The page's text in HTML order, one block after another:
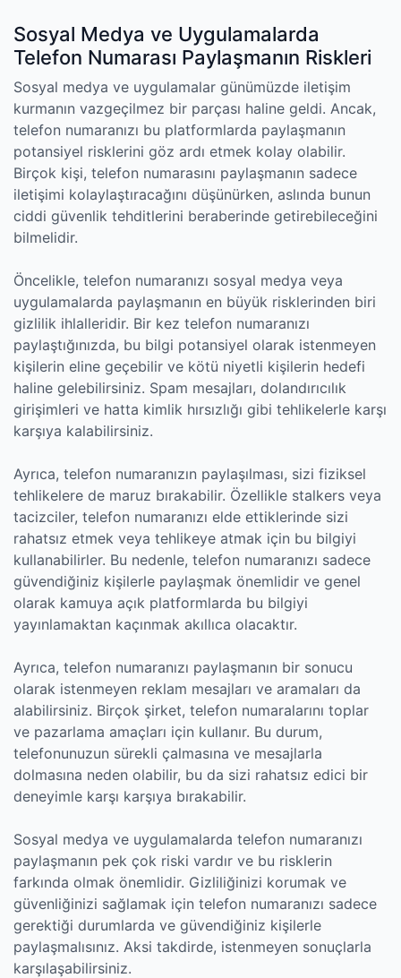
Sosyal Medya ve Uygulamalarda
Telefon Numarası Paylaşmanın Riskleri
Sosyal medya ve uygulamalar günümüzde iletişim
kurmanın vazgeçilmez bir parçası haline geldi. Ancak,
telefon numaranızı bu platformlarda paylaşmanın
potansiyel risklerini göz ardı etmek kolay olabilir.
Birçok kişi, telefon numarasını paylaşmanın sadece
iletişimi kolaylaştıracağını düşünürken, aslında bunun
ciddi güvenlik tehditlerini beraberinde getirebileceğini
bilmelidir.
Öncelikle, telefon numaranızı sosyal medya veya
uygulamalarda paylaşmanın en büyük risklerinden biri
gizlilik ihlalleridir. Bir kez telefon numaranızı
paylaştığınızda, bu bilgi potansiyel olarak istenmeyen
kişilerin eline geçebilir ve kötü niyetli kişilerin hedefi
haline gelebilirsiniz. Spam mesajları, dolandırıcılık
girişimleri ve hatta kimlik hırsızlığı gibi tehlikelerle karşı
karşıya kalabilirsiniz.
Ayrıca, telefon numaranızın paylaşılması, sizi fiziksel
tehlikelere de maruz bırakabilir. Özellikle stalkers veya
tacizciler, telefon numaranızı elde ettiklerinde sizi
rahatsız etmek veya tehlikeye atmak için bu bilgiyi
kullanabilirler. Bu nedenle, telefon numaranızı sadece
güvendiğiniz kişilerle paylaşmak önemlidir ve genel
olarak kamuya açık platformlarda bu bilgiyi
yayınlamaktan kaçınmak akıllıca olacaktır.
Ayrıca, telefon numaranızı paylaşmanın bir sonucu
olarak istenmeyen reklam mesajları ve aramaları da
alabilirsiniz. Birçok şirket, telefon numaralarını toplar
ve pazarlama amaçları için kullanır. Bu durum,
telefonunuzun sürekli çalmasına ve mesajlarla
dolmasına neden olabilir, bu da sizi rahatsız edici bir
deneyimle karşı karşıya bırakabilir.
Sosyal medya ve uygulamalarda telefon numaranızı
paylaşmanın pek çok riski vardır ve bu risklerin
farkında olmak önemlidir. Gizliliğinizi korumak ve
güvenliğinizi sağlamak için telefon numaranızı sadece
gerektiği durumlarda ve güvendiğiniz kişilerle
paylaşmalısınız. Aksi takdirde, istenmeyen sonuçlarla
karşılaşabilirsiniz.